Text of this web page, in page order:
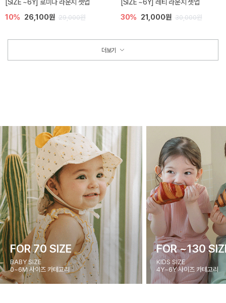
[SIZE ~6Y] 로미나 라운지 셋업
10% 26,100원 29,000원
[SIZE ~6Y] 레티 라운지 셋업
30% 21,000원 30,000원
더보기
FOR 70 SIZE
BABY SIZE
0~6M 사이즈 카테고리
FOR ~130
KIDS SIZE
4Y~6Y 사이즈 카테고리